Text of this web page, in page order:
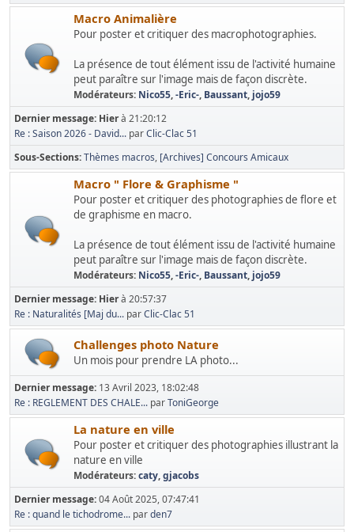
Macro Animalière
Pour poster et critiquer des macrophotographies.
La présence de tout élément issu de l'activité humaine
peut paraître sur l'image mais de façon discrète.
Modérateurs: Nico55,-Eric-, Baussant, jojo59
Dernier message: Hierà 21:20:12
Re : Saison 2026 - David... parClic-Clac 51
Sous-Sections Thèmes macros [Archives] Concours Amicaux
Macro " Flore & Graphisme "
Pour poster et critiquer des photographies de flore et
de graphisme en macro.
La présence de tout élément issu de l'activité humaine
peut paraître sur l'image mais de façon discrète.
Modérateurs: Nico55,-Eric-, Baussant, jojo59
Dernier message: Hierà 20:57:37
Re : Naturalités [Maj du... parClic-Clac 51
Challenges photo Nature
Un mois pour prendre LA photo...
Dernier message: 13 Avril 2023, 18:02:48
Re : REGLEMENT DES CHALE... parToniGeorge
La nature en ville
Pour poster et critiquer des photographies illustrant la
nature en ville
Modérateurs:caty,gjacobs
Dernier message:04 Août 2025, 07:47:41
Re : quand le tichodrome... parden7